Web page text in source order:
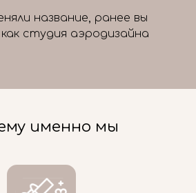
название, ранее вы
студия аэродизайна
именно мы